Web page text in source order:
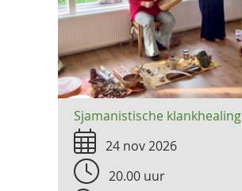
Sjamanistische klankhealing
24 nov 2026
20.00 uur